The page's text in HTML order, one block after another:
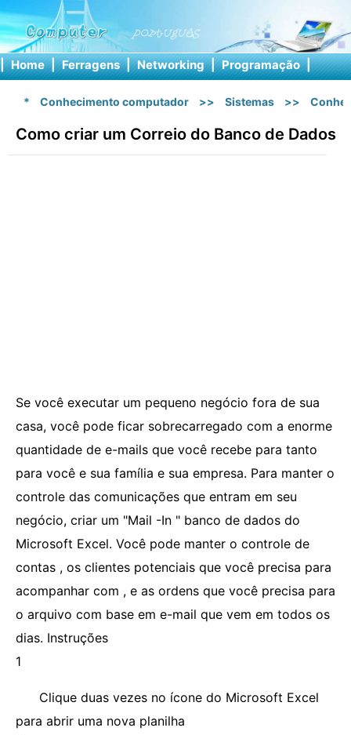
| Home | Ferragens | Networking | Programação |
* Conhecimento computador >> Sistemas >>
Como criar um Correio do Banco de Dados
Se você executar um pequeno negócio fora de sua
casa, você pode ficar sobrecarregado com a enorme
quantidade de e-mails que você recebe para tanto
para você e sua família e sua empresa. Para manter o
controle das comunicações que entram em seu
negócio, criar um "Mail -In " banco de dados do
Microsoft Excel. Você pode manter o controle de
contas , os clientes potenciais que você precisa para
acompanhar com , e as ordens que você precisa para
o arquivo com base em e-mail que vem em todos os
dias. Instruções
1
Clique duas vezes no ícone do Microsoft Excel
para abrir uma nova planilha